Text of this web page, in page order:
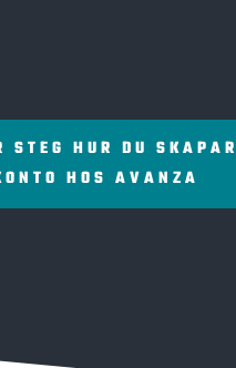
STEG HUR DU
HOS AVANZA